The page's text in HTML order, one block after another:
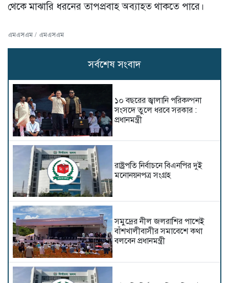
থেকে মাঝারি ধরনের তাপপ্রবাহ অব্যাহত থাকতে পারে।
এমএসএম / এমএসএম
সর্বশেষ সংবাদ
১০ বছরের জ্বালানি পরিকল্পনা
সংসদে তুলে ধরবে সরকার :
প্রধানমন্ত্রী
রাষ্ট্রপতি নির্বাচনে বিএনপির দুই
মনোনয়নপত্র সংগ্রহ
সমুদ্রের নীল জলরাশির পাশেই
বাঁশখালীবাসীর সমাবেশে কথা
বলবেন প্রধানমন্ত্রী